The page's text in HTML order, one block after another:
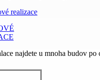
najdete u mnoha budov